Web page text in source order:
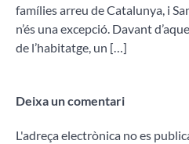
famílies arreu de Catalunya, i
n’és una excepció. Davant
de l’habitatge, un […]
Deixa un comentari
L'adreça electrònica no es